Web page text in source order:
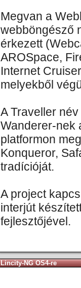
Megvan a
webböngésző
érkezett
AROSpace,
Internet
melyekből
A Traveller
Wanderer-nek
platformon
Konqueror,
tradícióját.
A project
interjút
fejlesztőjével.
Lincity-NG OS4-re